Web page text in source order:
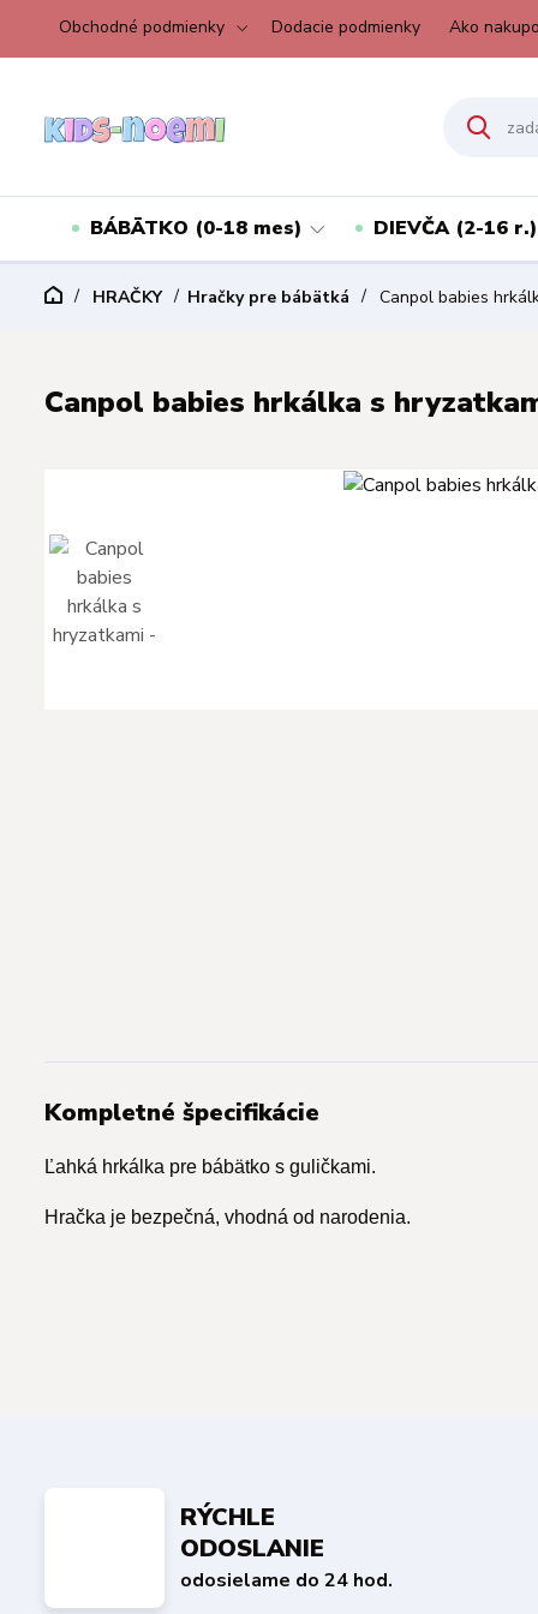
Obchodné podmienky Dodacie podmienky Ako
BÁBÄTKO (0-18 mes) DIEVČA (2-16 r.)
HRAČKY Hračky pre bábätká Canpol babies
Canpol babies hrkálka s
Kompletné špecifikácie
Ľahká hrkálka pre bábätko s guličkami.
Hračka je bezpečná, vhodná od narodenia.
RÝCHLE
ODOSLANIE
odosielame do 24 hod.